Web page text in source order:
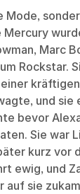
Mode,
Marc
Rockstar.
und sie
bevor
Sie war
kurz vor
ewig, und
auf sie